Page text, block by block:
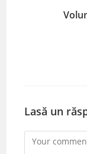
Lasă un
Comment